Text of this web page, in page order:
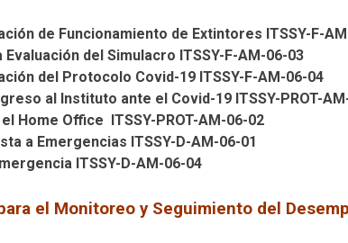
de Funcionamiento de Extintores ITSSY-F-
del Simulacro ITSSY-F-AM-06-03
del Protocolo Covid-19 ITSSY-F-AM-06-04
al Instituto ante el Covid-19 ITSSY-PROT-
Home Office ITSSY-PROT-AM-06-02
a Emergencias ITSSY-D-AM-06-01
ITSSY-D-AM-06-04
el Monitoreo y Seguimiento del